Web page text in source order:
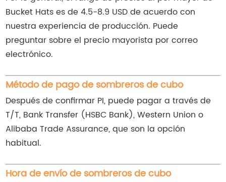
Bucket Hats es de 4.5-8.9 USD de acuerdo con
nuestra experiencia de producción. Puede
preguntar sobre el precio mayorista por correo
electrónico.
Método de pago de sombreros de cubo
Después de confirmar PI, puede pagar a través de
T/T, Bank Transfer (HSBC Bank), Western Union o
Alibaba Trade Assurance, que son la opción
habitual.
Hora de envío de sombreros de cubo